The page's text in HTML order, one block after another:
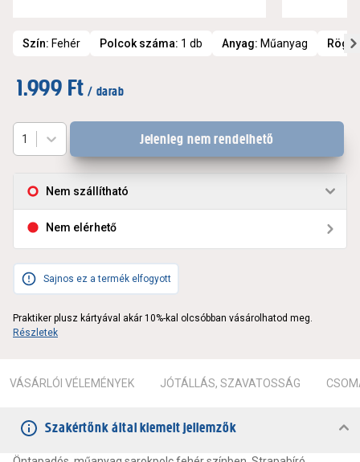
Szín: Fehér Polcok száma: 1 db Anyag: Műanyag
1.999 Ft / darab
Nem szállítható
Nem elérhető
1 Jelenleg nem rendelhető
Sajnos ez a termék elfogyott
Praktiker plusz kártyával akár 10%-kal olcsóbban vásárolhatod meg.
Részletek
VÁSÁRLÓI VÉLEMÉNYEK JÓTÁLLÁS, SZAVATOSSÁG
Szakértőnk által kiemelt jellemzők